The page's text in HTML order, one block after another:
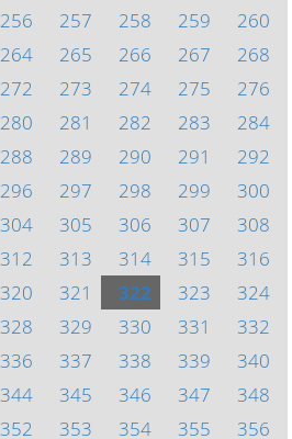
256 257 258 259
260
264 265 266 267
268
272 273 274 275
276
280 281 282 283
284
288 289 290 291
292
296 297 298 299
300
304 305 306 307
308
312 313 314 315
316
320 321 322 323
324
328 329 330 331
332
336 337 338 339
340
344 345 346 347
348
352 353 354 355 356